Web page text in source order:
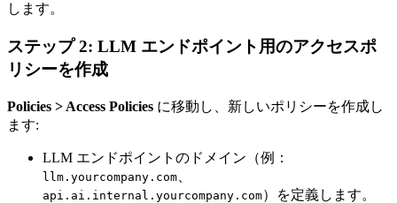
します。
ステップ 2: LLM エンドポイント用のアクセスポ
リシーを作成
Policies > Access Policies に移動し、新しいポリシーを作成し
ます:
LLM エンドポイントのドメイン（例：
llm.yourcompany.com
api.ai.internal.yourcompany.com）を定義します。